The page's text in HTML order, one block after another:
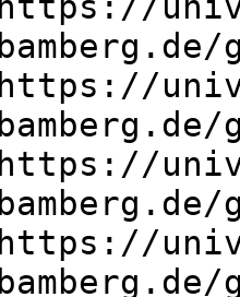
https://
https://
https://